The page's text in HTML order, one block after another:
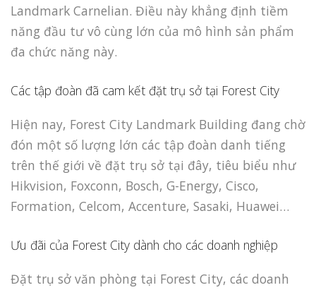
Landmark Carnelian. Điều này khẳng định tiềm
năng đầu tư vô cùng lớn của mô hình sản phẩm
đa chức năng này.
Các tập đoàn đã cam kết đặt trụ sở tại Forest City
Hiện nay, Forest City Landmark Building đang chờ
đón một số lượng lớn các tập đoàn danh tiếng
trên thế giới về đặt trụ sở tại đây, tiêu biểu như
Hikvision, Foxconn, Bosch, G-Energy, Cisco,
Formation, Celcom, Accenture, Sasaki, Huawei…
Ưu đãi của Forest City dành cho các doanh nghiệp
Đặt trụ sở văn phòng tại Forest City, các doanh